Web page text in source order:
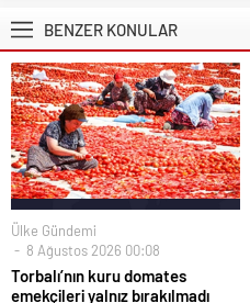
BENZER KONULAR
Ülke Gündemi
8 Ağustos 2026 00:08
Torbalı’nın kuru domates
emekçileri yalnız bırakılmadı